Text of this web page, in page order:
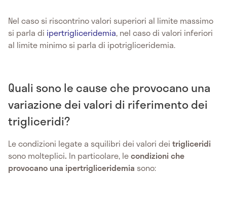
Nel caso si riscontrino valori superiori al limite massimo
si parla di ipertrigliceridemia, nel caso di valori inferiori
al limite minimo si parla di ipotrigliceridemia.
Quali sono le cause che provocano una
variazione dei valori di riferimento dei
trigliceridi?
Le condizioni legate a squilibri dei valori dei trigliceridi
sono molteplici. In particolare, lecondizioni che
provocano una ipertrigliceridemia sono: